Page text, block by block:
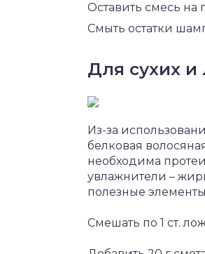
Оставить смесь на
Смыть остатки
Для сухих и
Из-за
белковая
необходима
увлажнители –
полезные
Смешать по 1 ст.